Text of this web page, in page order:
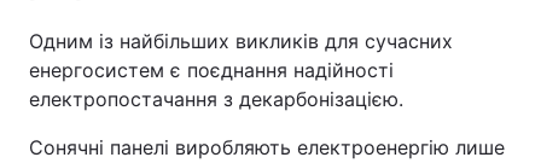
Одним із найбільших викликів для сучасних
енергосистем є поєднання надійності
електропостачання з декарбонізацією.
Сонячні панелі виробляють електроенергію лише